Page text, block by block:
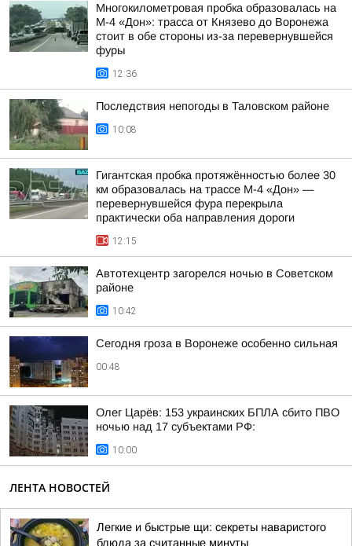
Многокилометровая пробка образовалась на
М-4 «Дон»: трасса от Князево до Воронежа
стоит в обе стороны из-за перевернувшейся
фуры
12:36
Последствия непогоды в Таловском районе
10:08
Гигантская пробка протяжённостью более 30
км образовалась на трассе М-4 «Дон» —
перевернувшейся фура перекрыла
практически оба направления дороги
12:15
Автотехцентр загорелся ночью в Советском
районе
10:42
Сегодня гроза в Воронеже особенно сильная
00:48
Олег Царёв: 153 украинских БПЛА сбито ПВО
ночью над 17 субъектами РФ:
10:00
ЛЕНТА НОВОСТЕЙ
Легкие и быстрые щи: секреты наваристого
блюда за считанные минуты